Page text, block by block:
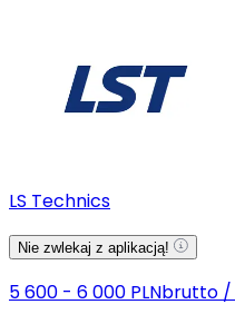
LS Technics
Nie zwlekaj z aplikacją!
5 600 - 6 000 PLNbrutto /